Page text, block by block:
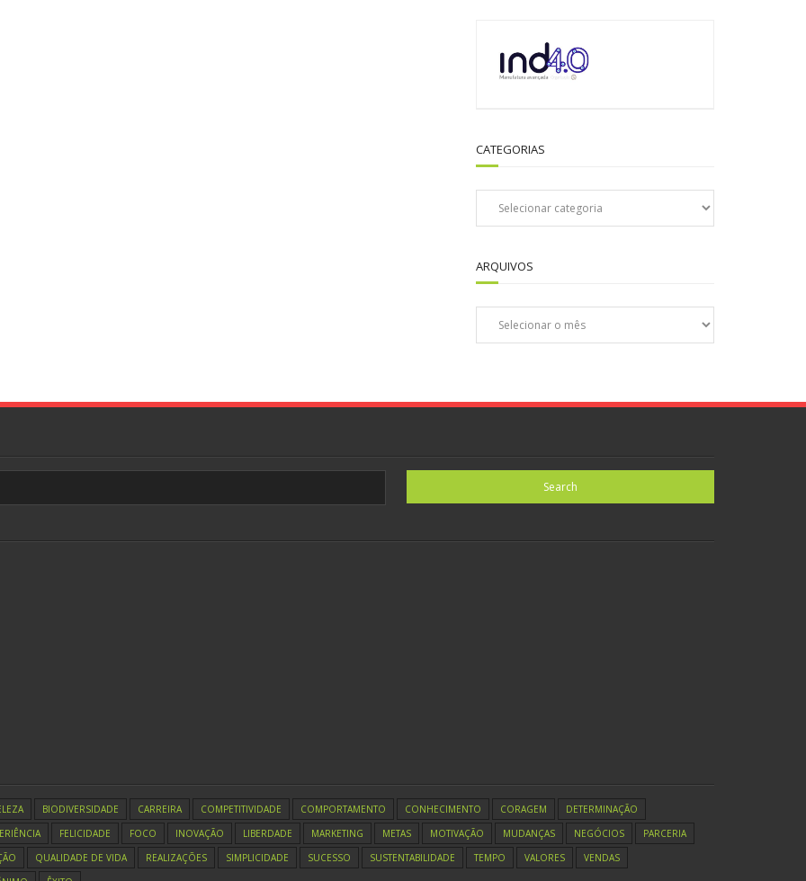
CATEGORIAS
Categorias
ARQUIVOS
Arquivos
BIODIVERSIDADE CARREIRA COMPETITIVIDADE COMPORTAMENTO CONHECIMENTO CORAGEM
DETERMINAÇÃO
FELICIDADE FOCO INOVAÇÃO LIBERDADE MARKETING METAS MOTIVAÇÃO MUDANÇAS NEGÓCIOS
PARCERIA
QUALIDADE DE VIDA REALIZAÇÕES SIMPLICIDADE SUCESSO SUSTENTABILIDADE TEMPO VALORES
VENDAS